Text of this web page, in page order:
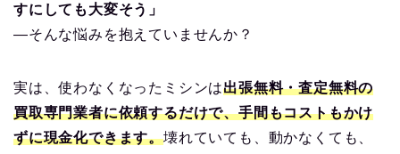
すにしても大変そう」
—そんな悩みを抱えていませんか？
実は、使わなくなったミシンは出張無料・査定無料の
買取専門業者に依頼するだけで、手間もコストもかけ
ずに現金化できます。壊れていても、動かなくても、